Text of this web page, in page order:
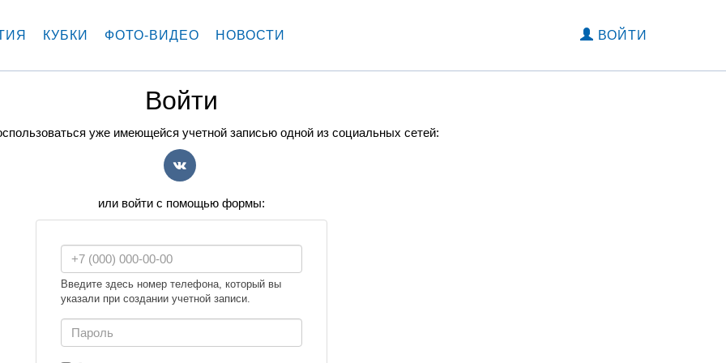
КУБКИ ФОТО-ВИДЕО НОВОСТИ ВОЙТИ
Войти
уже имеющейся учетной записью одной из социальных сетей:
или войти с помощью формы:
Введите здесь номер телефона, который вы
указали при создании учетной записи.